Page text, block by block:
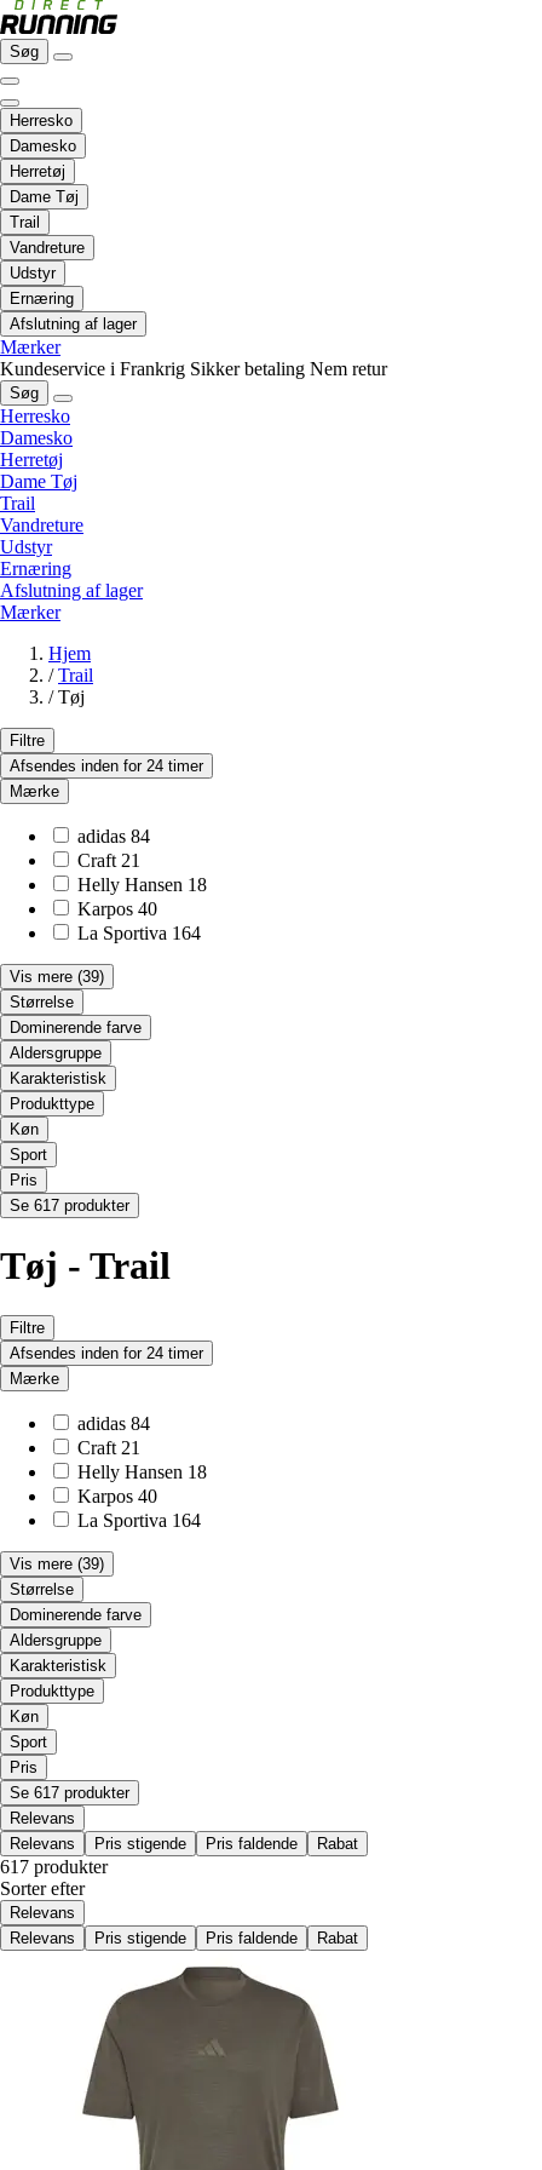
Søg
Herresko
Damesko
Herretøj
Dame Tøj
Trail
Vandreture
Udstyr
Ernæring
Afslutning af lager
Mærker
Kundeservice i Frankrig Sikker betaling Nem retur
Søg
Herresko
Damesko
Herretøj
Dame Tøj
Trail
Vandreture
Udstyr
Ernæring
Afslutning af lager
Mærker
Hjem
/ Trail
/ Tøj
Filtre
Afsendes inden for 24 timer
Mærke
adidas 84
Craft 21
Helly Hansen 18
Karpos 40
La Sportiva 164
Vis mere (39)
Størrelse
Dominerende farve
Aldersgruppe
Karakteristisk
Produkttype
Køn
Sport
Pris
Se 617 produkter
Tøj - Trail
Filtre
Afsendes inden for 24 timer
Mærke
adidas 84
Craft 21
Helly Hansen 18
Karpos 40
La Sportiva 164
Vis mere (39)
Størrelse
Dominerende farve
Aldersgruppe
Karakteristisk
Produkttype
Køn
Sport
Pris
Se 617 produkter
Relevans
Relevans
Pris stigende Pris faldende Rabat
617 produkter
Sorter efter
Relevans
Relevans
Pris stigende Pris faldende Rabat